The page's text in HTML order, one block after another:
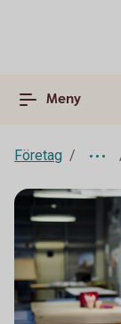
Meny
Företag